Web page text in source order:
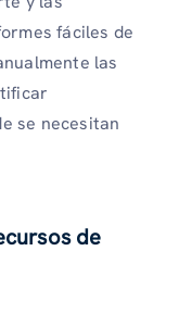
fáciles de
las
se necesitan
de